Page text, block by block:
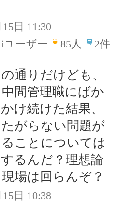
日 11:30
ユーザー
85人 2件
通りだけども、
間管理職にばか
け続けた結果、
がらない問題が
ことについては
るんだ？理想論
場は回らんぞ？
日 10:38